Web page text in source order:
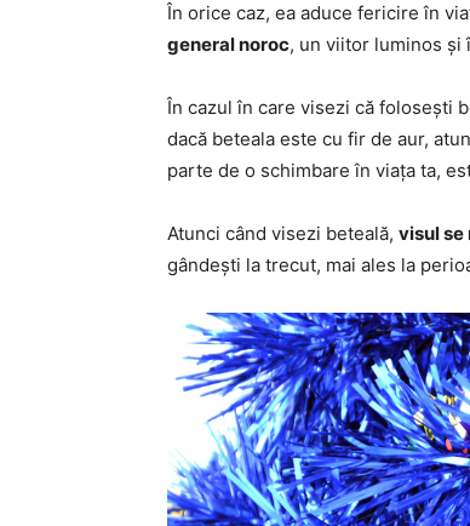
În orice caz, ea aduce fericire în
general noroc, un viitor luminos și
În cazul în care visezi că folosești
dacă beteala este cu fir de aur,
parte de o schimbare în viața ta,
Atunci când visezi beteală, visul se
gândești la trecut, mai ales la